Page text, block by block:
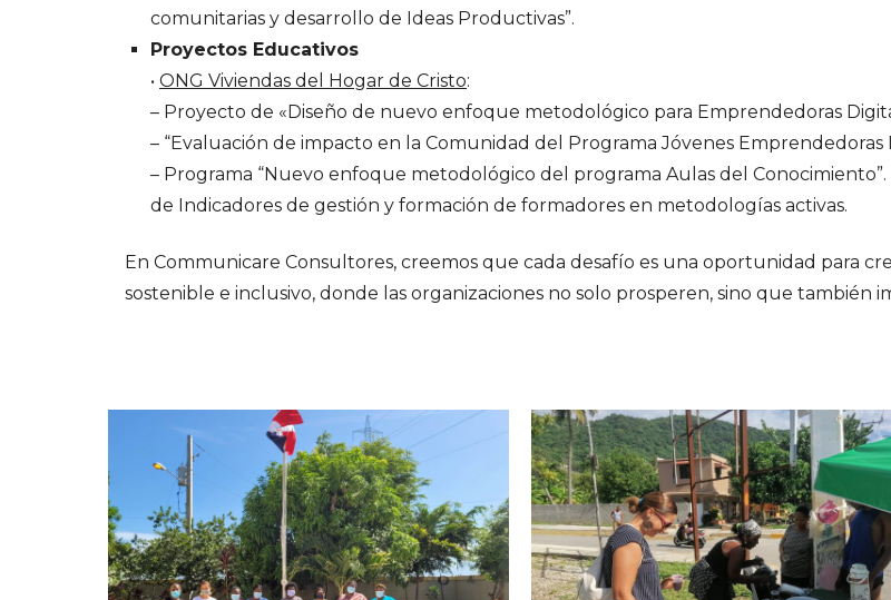
comunitarias y desarrollo de Ideas Productivas”.
Proyectos Educativos
•ONG Viviendas del Hogar de Cristo:
– Proyecto de «Diseño de nuevo enfoque metodológico para Emprendedoras
– “Evaluación de impacto en la Comunidad del Programa Jóvenes Emprendedoras
– Programa “Nuevo enfoque metodológico del programa Aulas del
de Indicadores de gestión y formación de formadores en metodologías activas.
En Communicare Consultores, creemos que cada desafío es una oportunidad para
sostenible e inclusivo, donde las organizaciones no solo prosperen, sino que también